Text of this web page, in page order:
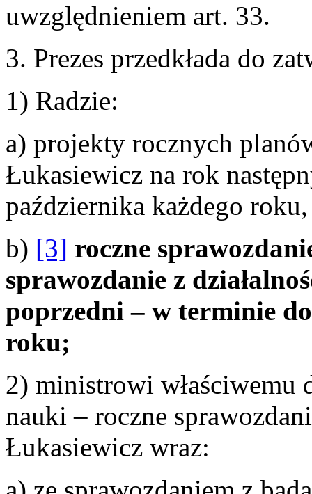
uwzględnieniem art. 33.
3. Prezes przedkłada do
1) Radzie:
a) projekty rocznych
Łukasiewicz na rok
października każdego roku,
b) [3] roczne
sprawozdanie z
poprzedni – w terminie
roku;
2) ministrowi właściwemu
nauki – roczne
Łukasiewicz wraz: